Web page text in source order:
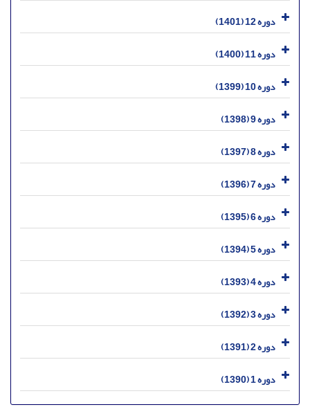
دوره 12 (1401)
دوره 11 (1400)
دوره 10 (1399)
دوره 9 (1398)
دوره 8 (1397)
دوره 7 (1396)
دوره 6 (1395)
دوره 5 (1394)
دوره 4 (1393)
دوره 3 (1392)
دوره 2 (1391)
دوره 1 (1390)